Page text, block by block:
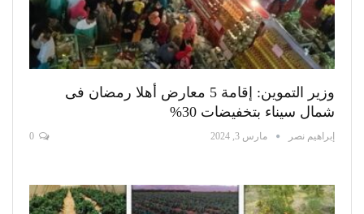
وزير التموين: إقامة 5 معارض أهلا رمضان فى
شمال سيناء بتخفيضات 30%
إبراهيم نصر مارس 3, 2024